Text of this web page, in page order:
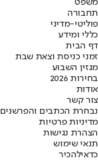
משפט
תחבורה
פוליטי-מדיני
כללי ומידע
דף הבית
זמני כניסת וצאת שבת
מגזין השבוע
בחירות 2026
אודות
צור קשר
נבחרת הכתבים והפרשנים
מדיניות פרטיות
הצהרת נגישות
תנאי שימוש
כדאילהכיר